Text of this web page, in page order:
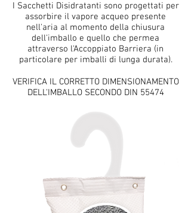
I Sacchetti Disidratanti sono progettati per
assorbire il vapore acqueo presente
nell'aria al momento della chiusura
dell'imballo e quello che permea
attraverso l'Accoppiato Barriera (in
particolare per imballi di lunga durata).
VERIFICA IL CORRETTO DIMENSIONAMENTO
DELL'IMBALLO SECONDO DIN 55474